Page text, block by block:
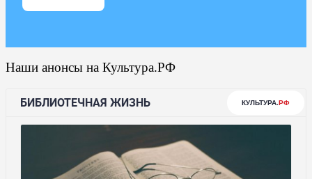
Наши анонсы на Культура.РФ